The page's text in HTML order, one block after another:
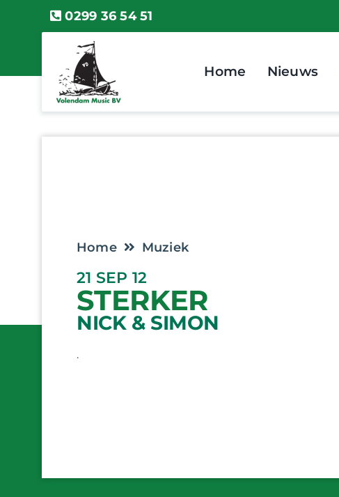
0299 36 54 51
Home Nieuws
Home Muziek
21 SEP 12
STERKER
NICK & SIMON
.